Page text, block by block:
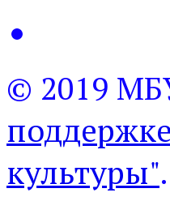
© 2019
культуры".